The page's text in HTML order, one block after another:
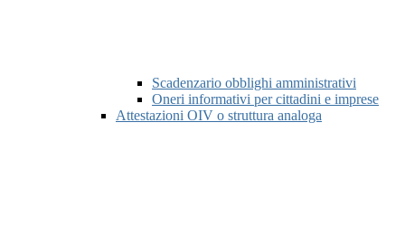
Scadenzario obblighi amministrativi
Oneri informativi per cittadini e imprese
Attestazioni OIV o struttura analoga